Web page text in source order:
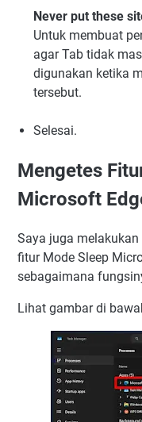
Never put these
Untuk membuat
agar Tab tidak
digunakan ketika
tersebut.
Selesai.
Mengetes
Microsoft
Saya juga
fitur Mode Sleep
sebagaimana
Lihat gambar di